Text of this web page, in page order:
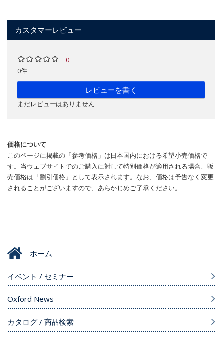
カスタマーレビュー
0
0件
レビューを書く
まだレビューはありません
価格について
このページに掲載の「参考価格」は日本国内における希望小売価格で
す。当ウェブサイトでのご購入に対して特別価格が適用される場合、販
売価格は「割引価格」として表示されます。なお、価格は予告なく変更
されることがございますので、あらかじめご了承ください。
ホーム
イベント / セミナー
Oxford News
カタログ / 商品検索